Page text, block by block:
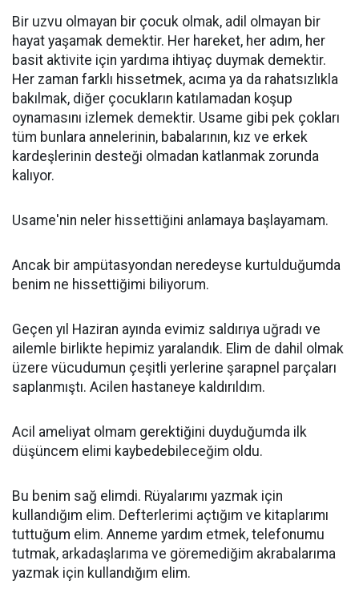
Bir uzvu olmayan bir çocuk olmak, adil olmayan bir
hayat yaşamak demektir. Her hareket, her adım, her
basit aktivite için yardıma ihtiyaç duymak demektir.
Her zaman farklı hissetmek, acıma ya da rahatsızlıkla
bakılmak, diğer çocukların katılamadan koşup
oynamasını izlemek demektir. Usame gibi pek çokları
tüm bunlara annelerinin, babalarının, kız ve erkek
kardeşlerinin desteği olmadan katlanmak zorunda
kalıyor.
Usame'nin neler hissettiğini anlamaya başlayamam.
Ancak bir ampütasyondan neredeyse kurtulduğumda
benim ne hissettiğimi biliyorum.
Geçen yıl Haziran ayında evimiz saldırıya uğradı ve
ailemle birlikte hepimiz yaralandık. Elim de dahil olmak
üzere vücudumun çeşitli yerlerine şarapnel parçaları
saplanmıştı. Acilen hastaneye kaldırıldım.
Acil ameliyat olmam gerektiğini duyduğumda ilk
düşüncem elimi kaybedebileceğim oldu.
Bu benim sağ elimdi. Rüyalarımı yazmak için
kullandığım elim. Defterlerimi açtığım ve kitaplarımı
tuttuğum elim. Anneme yardım etmek, telefonumu
tutmak, arkadaşlarıma ve göremediğim akrabalarıma
yazmak için kullandığım elim.